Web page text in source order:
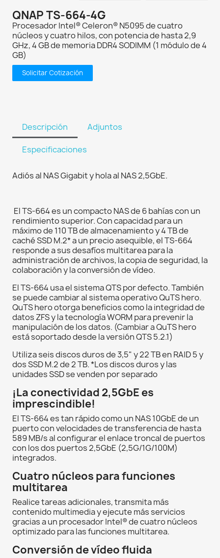
QNAP TS-664-4G
Procesador Intel® Celeron® N5095 de cuatro
núcleos y cuatro hilos, con potencia de hasta 2,9
GHz, 4 GB de memoria DDR4 SODIMM (1 módulo de 4
GB)
Solicitar Cotización
Descripción Adjuntos
Especificaciones
Adiós al NAS Gigabit y hola al NAS 2,5GbE.
El TS-664 es un compacto NAS de 6 bahías con un
rendimiento superior. Con capacidad para un
máximo de 110 TB de almacenamiento y 4 TB de
caché SSD M.2* a un precio asequible, el TS-664
responde a sus desafíos multitarea para la
administración de archivos, la copia de seguridad, la
colaboración y la conversión de vídeo.
El TS-664 usa el sistema QTS por defecto. También
se puede cambiar al sistema operativo QuTS hero.
QuTS hero otorga beneficios como la integridad de
datos ZFS y la tecnología WORM para prevenir la
manipulación de los datos. (Cambiar a QuTS hero
está soportado desde la versión QTS 5.2.1)
Utiliza seis discos duros de 3,5" y 22 TB en RAID 5 y
dos SSD M.2 de 2 TB. *Los discos duros y las
unidades SSD se venden por separado
¡La conectividad 2,5GbE es
imprescindible!
El TS-664 es tan rápido como un NAS 10GbE de un
puerto con velocidades de transferencia de hasta
589 MB/s al configurar el enlace troncal de puertos
con los dos puertos 2,5GbE (2,5G/1G/100M)
integrados.
Cuatro núcleos para funciones
multitarea
Realice tareas adicionales, transmita más
contenido multimedia y ejecute más servicios
gracias a un procesador Intel® de cuatro núcleos
optimizado para las funciones multitarea.
Conversión de vídeo fluida